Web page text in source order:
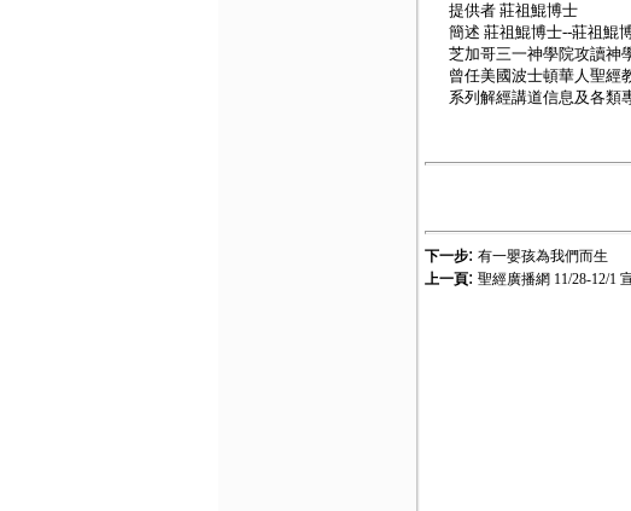
提供者 莊祖鯤博士
簡述 莊祖鯤博士--莊祖鯤
芝加哥三一神學院攻讀神
曾任美國波士頓華人聖經
系列解經講道信息及各類
下一步: 有一嬰孩為我們而生
上一頁: 聖經廣播網 11/28-12/1